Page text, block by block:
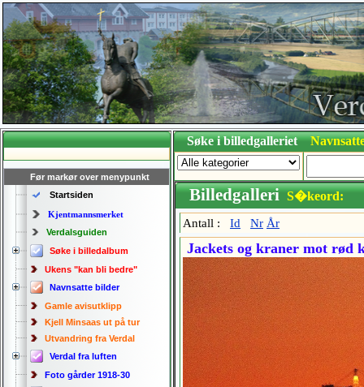
Før markør over menypunkt
Startsiden
Kjentmannsmerket
Verdalsguiden
Søke i billedalbum
Ukens "kan bli bedre"
Navnsatte bilder
Gamle avisutklipp
Kjell Minsaas ut på tur
Utvandring fra Verdal
Verdal fra luften
Foto gårder 1918-30
Søke i billedgalleriet
Billedgalleri S�keord:
Antall : Id Nr År
Jackets og kraner mot rød